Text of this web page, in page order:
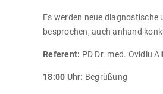
Es werden neue diagnostische
besprochen, auch anhand
Referent: PD Dr. med. Ovidiu
18:00 Uhr: Begrüßung